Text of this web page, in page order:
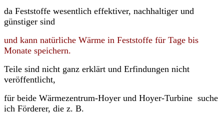
da Feststoffe wesentlich effektiver, nachhaltiger und
günstiger sind
und kann natürliche Wärme in Feststoffe für Tage bis
Monate speichern.
Teile sind nicht ganz erklärt und Erfindungen nicht
veröffentlicht,
für beide Wärmezentrum-Hoyer und Hoyer-Turbine suche
ich Förderer, die z. B.